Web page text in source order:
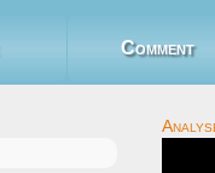
Comment